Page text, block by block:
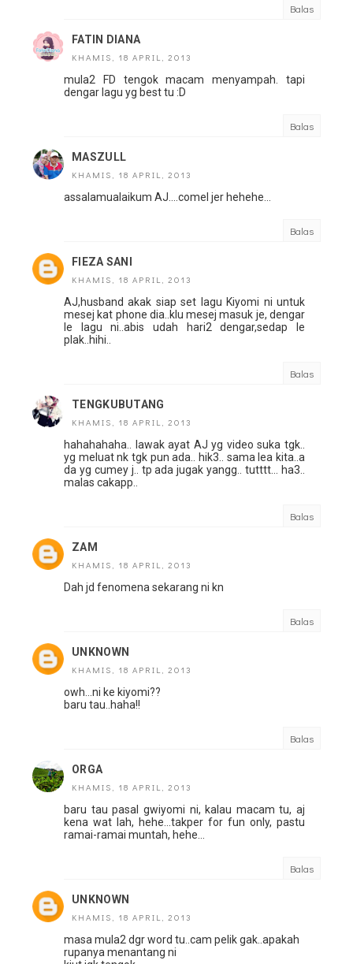
Balas
FATIN DIANA
KHAMIS, 18 APRIL, 2013
mula2 FD tengok macam menyampah. tapi
dengar lagu yg best tu :D
Balas
MASZULL
KHAMIS, 18 APRIL, 2013
assalamualaikum AJ....comel jer hehehe...
Balas
FIEZA SANI
KHAMIS, 18 APRIL, 2013
AJ,husband akak siap set lagu Kiyomi ni untuk
mesej kat phone dia..klu mesej masuk je, dengar
le lagu ni..abis udah hari2 dengar,sedap le
plak..hihi..
Balas
TENGKUBUTANG
KHAMIS, 18 APRIL, 2013
hahahahaha.. lawak ayat AJ yg video suka tgk..
yg meluat nk tgk pun ada.. hik3.. sama lea kita..a
da yg cumey j.. tp ada jugak yangg.. tutttt... ha3..
malas cakapp..
Balas
ZAM
KHAMIS, 18 APRIL, 2013
Dah jd fenomena sekarang ni kn
Balas
UNKNOWN
KHAMIS, 18 APRIL, 2013
owh...ni ke kiyomi??
baru tau..haha!!
Balas
ORGA
KHAMIS, 18 APRIL, 2013
baru tau pasal gwiyomi ni, kalau macam tu, aj
kena wat lah, hehe...takper for fun only, pastu
ramai-ramai muntah, hehe...
Balas
UNKNOWN
KHAMIS, 18 APRIL, 2013
masa mula2 dgr word tu..cam pelik gak..apakah
rupanya menantang ni